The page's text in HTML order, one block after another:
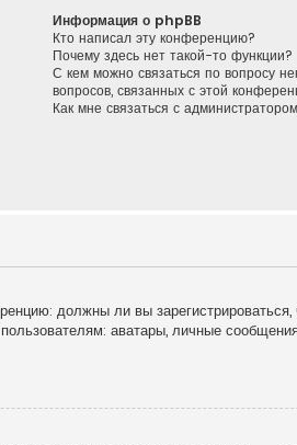
Информация о phpBB
Кто написал эту конференцию?
Почему здесь нет такой-то функции?
С кем можно связаться по вопросу
вопросов, связанных с этой
Как мне связаться с
должны ли вы
аватары, личные